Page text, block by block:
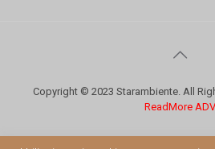
Copyright © 2023 Starambiente. All
ReadMore ADV